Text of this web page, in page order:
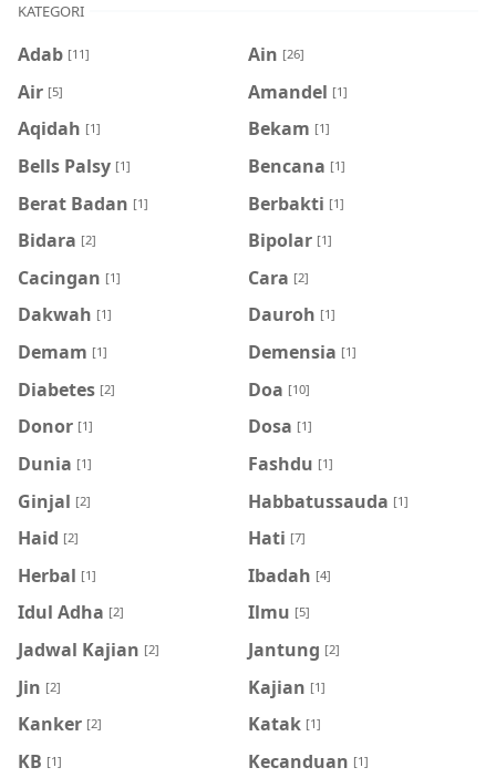
KATEGORI
Adab [11] Ain [26]
Air [5] Amandel [1]
Aqidah [1] Bekam [1]
Bells Palsy [1] Bencana [1]
Berat Badan [1] Berbakti [1]
Bidara [2] Bipolar [1]
Cacingan [1] Cara [2]
Dakwah [1] Dauroh [1]
Demam [1] Demensia [1]
Diabetes [2] Doa [10]
Donor [1] Dosa [1]
Dunia [1] Fashdu [1]
Ginjal [2] Habbatussauda [1]
Haid [2] Hati [7]
Herbal [1] Ibadah [4]
Idul Adha [2] Ilmu [5]
Jadwal Kajian [2] Jantung [2]
Jin [2] Kajian [1]
Kanker [2] Katak [1]
KB [1] Kecanduan [1]